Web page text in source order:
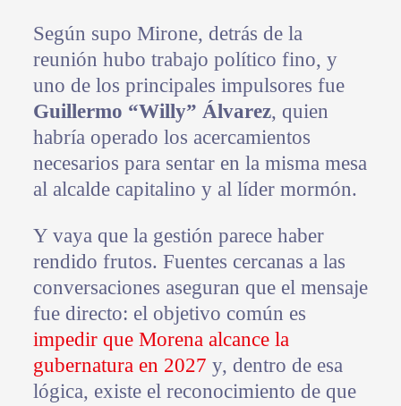
Según supo Mirone, detrás de la
reunión hubo trabajo político fino, y
uno de los principales impulsores fue
Guillermo “Willy” Álvarez, quien
habría operado los acercamientos
necesarios para sentar en la misma mesa
al alcalde capitalino y al líder mormón.
Y vaya que la gestión parece haber
rendido frutos. Fuentes cercanas a las
conversaciones aseguran que el mensaje
fue directo: el objetivo común es
impedir que Morena alcance la
gubernatura en 2027 y, dentro de esa
lógica, existe el reconocimiento de que